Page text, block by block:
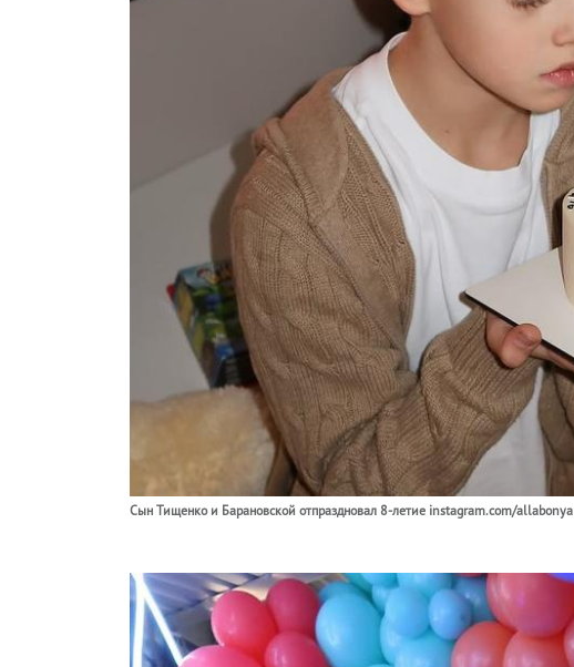
Сын Тищенко и Барановской отпраздновал 8-летие instagram.com/allabonya